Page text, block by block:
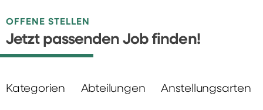
OFFENE STELLEN
Jetzt passenden Job finden!
Kategorien Abteilungen Anstellungsarten